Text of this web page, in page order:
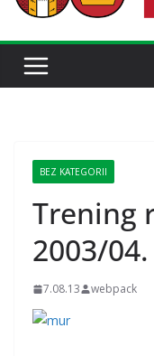
BEZ KATEGORII
Trening
2003/04.
7.08.13 webpack